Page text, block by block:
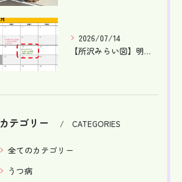
カテゴリー CATEGORIES
全てのカテゴリー
うつ病
2026/07/14
【所沢みらい図】明日はケータリングDAY！【就労支援】【東所...